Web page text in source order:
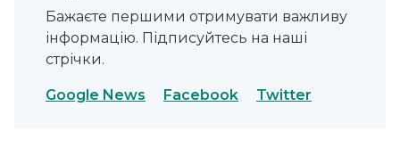
Бажаєте першими отримувати важливу
інформацію. Підписуйтесь на наші
стрічки.
Google News Facebook Twitter